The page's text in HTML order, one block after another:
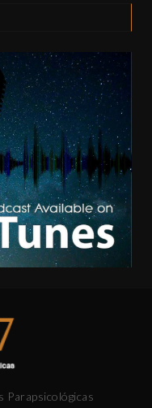
Parapsicológicas